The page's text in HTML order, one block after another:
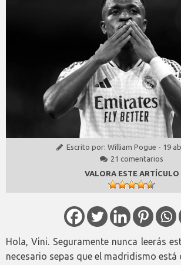
Escrito por: William Pogue - 19
21 comentarios
VALORA ESTE ARTÍCULO
Hola, Vini. Seguramente nunca leerás
necesario sepas que el madridismo está